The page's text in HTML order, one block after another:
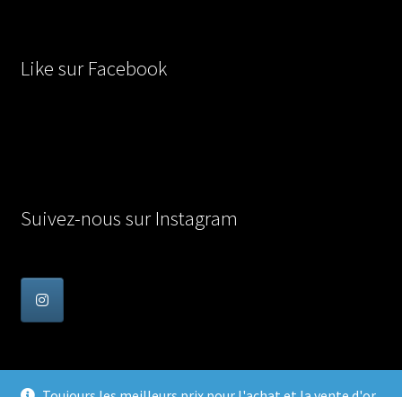
Like sur Facebook
Suivez-nous sur Instagram